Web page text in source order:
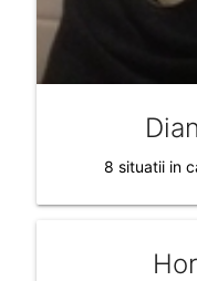
8 situatii in